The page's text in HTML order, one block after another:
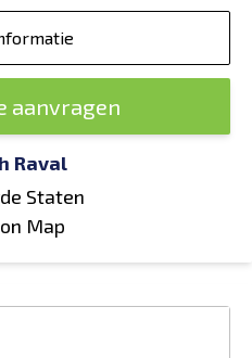
aanvragen
Raval
Staten
Map